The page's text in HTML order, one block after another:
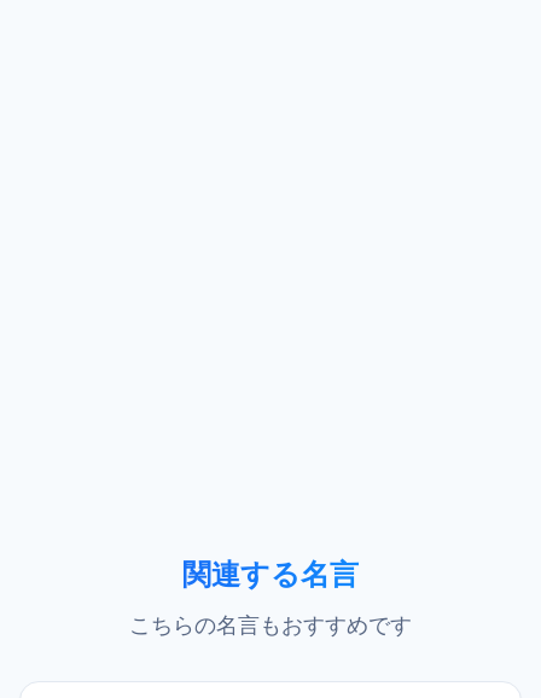
関連する名言
こちらの名言もおすすめです